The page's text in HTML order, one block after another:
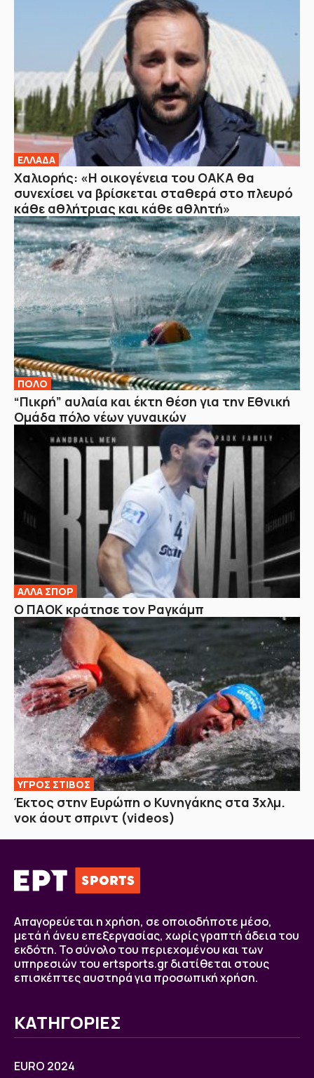
ΕΛΛΑΔΑ
Χαλιορής: «Η οικογένεια του ΟΑΚΑ θα
συνεχίσει να βρίσκεται σταθερά στο πλευρό
κάθε αθλήτριας και κάθε αθλητή»
ΠΟΛΟ
“Πικρή” αυλαία και έκτη θέση για την Εθνική
Ομάδα πόλο νέων γυναικών
ΑΛΛΑ ΣΠΟΡ
Ο ΠΑΟΚ κράτησε τον Ραγκάμπ
ΥΓΡΟΣ ΣΤΙΒΟΣ
Έκτος στην Ευρώπη ο Κυνηγάκης στα 3χλμ.
νοκ άουτ σπριντ (videos)
Απαγορεύεται η χρήση, σε οποιοδήποτε μέσο,
μετά ή άνευ επεξεργασίας, χωρίς γραπτή άδεια του
εκδότη. Το σύνολο του περιεχομένου και των
υπηρεσιών του ertsports.gr διατίθεται στους
επισκέπτες αυστηρά για προσωπική χρήση.
ΚΑΤΗΓΟΡΙΕΣ
EURO 2024